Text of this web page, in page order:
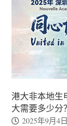
港大非本地生
大需要多少分？
2025年9月4日